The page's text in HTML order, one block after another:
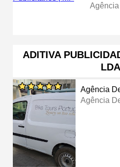
ADITIVA
LDA
Agência
Agência